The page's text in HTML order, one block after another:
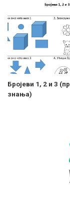
Бројеви 1, 2 и 3
знања)